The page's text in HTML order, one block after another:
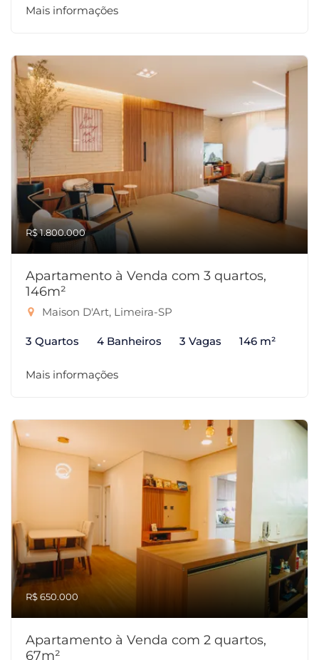
Mais informações
R$ 1.800.000
Apartamento à Venda com 3 quartos,
146m²
Maison D'Art, Limeira-SP
3 Quartos 4 Banheiros 3 Vagas 146 m²
Mais informações
R$ 650.000
Apartamento à Venda com 2 quartos,
67m²